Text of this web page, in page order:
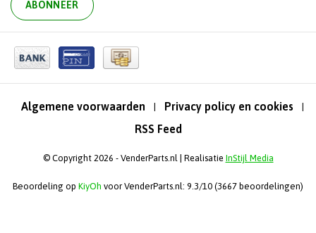
ABONNEER
Algemene voorwaarden | Privacy policy en cookies |
RSS Feed
© Copyright 2026 - VenderParts.nl | Realisatie InStijl Media
Beoordeling op KiyOh voor VenderParts.nl: 9.3/10 (3667 beoordelingen)